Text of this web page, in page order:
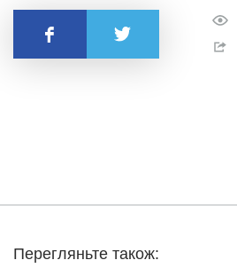
Поделиться
Перегляньте також: